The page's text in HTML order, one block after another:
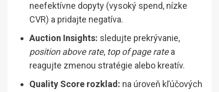
neefektívne dopyty (vysoký spend, nízke
CVR) a pridajte negatíva.
Auction Insights: sledujte prekrývanie,
position above rate, top of page ratea
reagujte zmenou stratégie alebo kreatív.
Quality Score rozklad: na úroveň kľúčových